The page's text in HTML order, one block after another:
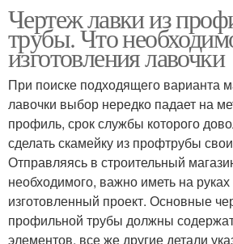
Чертеж лавки из
трубы. Что
изготовления лавочки
При поиске подходящего варианта
лавочки выбор нередко падает на
профиль, срок службы которого
сделать скамейку из профтрубы
Отправляясь в строительный
необходимого, важно иметь на
изготовленный проект. Основные
профильной трубы должны
элементов, все же другие детали